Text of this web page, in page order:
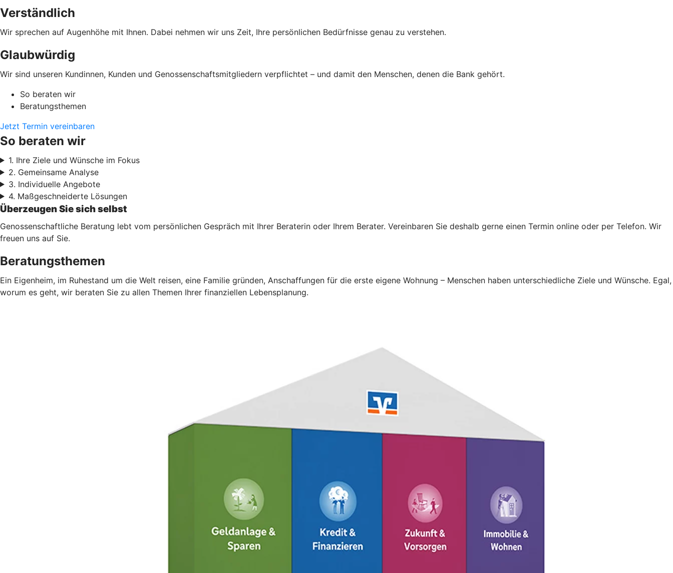
Verständlich
Wir sprechen auf Augenhöhe mit Ihnen. Dabei nehmen wir uns Zeit, Ihre persönlichen Bedürfnisse genau zu verstehen.
Glaubwürdig
Wir sind unseren Kundinnen, Kunden und Genossenschaftsmitgliedern verpflichtet – und damit den Menschen, denen die Bank gehört.
So beraten wir
Beratungsthemen
Jetzt Termin vereinbaren
So beraten wir
1. Ihre Ziele und Wünsche im Fokus
2. Gemeinsame Analyse
3. Individuelle Angebote
4. Maßgeschneiderte Lösungen
Überzeugen Sie sich selbst
Genossenschaftliche Beratung lebt vom persönlichen Gespräch mit Ihrer Beraterin oder Ihrem Berater. Vereinbaren Sie deshalb gerne einen Termin online oder per Telefon. Wir
freuen uns auf Sie.
Beratungsthemen
Ein Eigenheim, im Ruhestand um die Welt reisen, eine Familie gründen, Anschaffungen für die erste eigene Wohnung – Menschen haben unterschiedliche Ziele und Wünsche. Egal,
worum es geht, wir beraten Sie zu allen Themen Ihrer finanziellen Lebensplanung.